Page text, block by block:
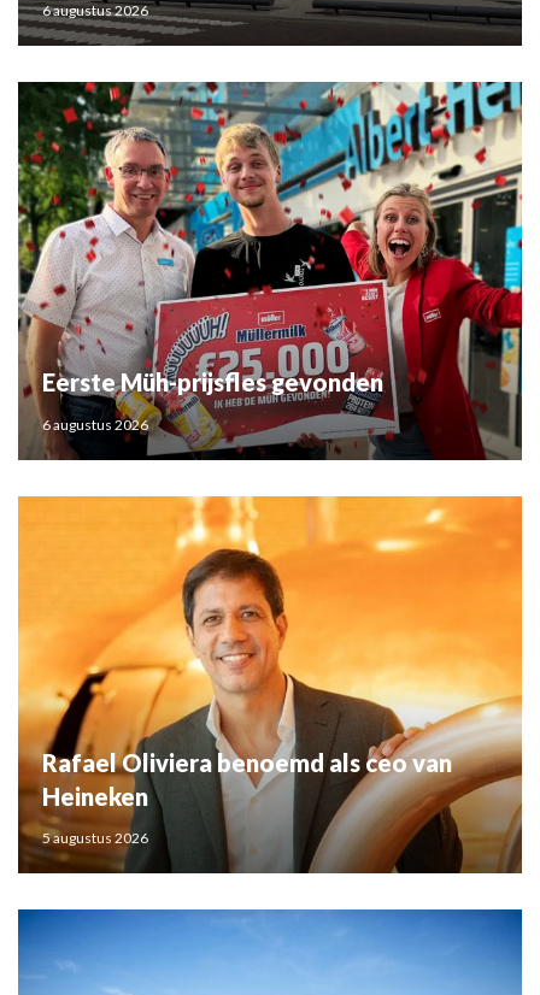
6 augustus 2026
Eerste Müh-prijsfles gevonden
6 augustus 2026
Rafael Oliviera benoemd als ceo van
Heineken
5 augustus 2026